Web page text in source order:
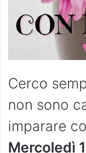
Cerco
non sono
imparare
Mercoledì